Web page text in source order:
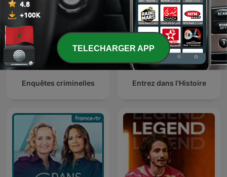
Enquêtes criminelles Entrez dans l'Histoire
TELECHARGER APP